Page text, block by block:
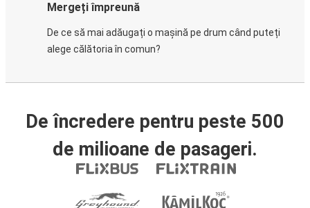
Mergeți împreună
De ce să mai adăugați o mașină pe drum când puteți
alege călătoria în comun?
De încredere pentru peste 500
de milioane de pasageri.